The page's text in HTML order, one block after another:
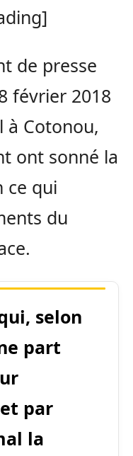
de presse
février 2018
à Cotonou,
ont sonné la
ce qui
du
selon
part
par
la